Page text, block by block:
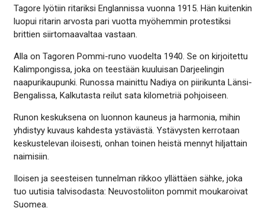
Tagore lyötiin ritariksi Englannissa vuonna 1915. Hän kuitenkin
luopui ritarin arvosta pari vuotta myöhemmin protestiksi
brittien siirtomaavaltaa vastaan.
Alla on Tagoren Pommi-runo vuodelta 1940. Se on kirjoitettu
Kalimpongissa, joka on teestään kuuluisan Darjeelingin
naapurikaupunki. Runossa mainittu Nadiya on piirikunta Länsi-
Bengalissa, Kalkutasta reilut sata kilometriä pohjoiseen.
Runon keskuksena on luonnon kauneus ja harmonia, mihin
yhdistyy kuvaus kahdesta ystävästä. Ystävysten kerrotaan
keskustelevan iloisesti, onhan toinen heistä mennyt hiljattain
naimisiin.
Iloisen ja seesteisen tunnelman rikkoo yllättäen sähke, joka
tuo uutisia talvisodasta: Neuvostoliiton pommit moukaroivat
Suomea.